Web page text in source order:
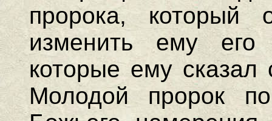
пророка, который
изменить ему его
которые ему сказал
Молодой пророк